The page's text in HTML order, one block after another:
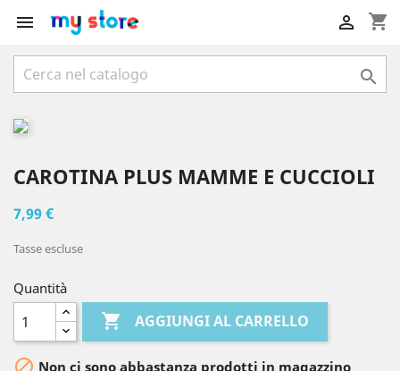
 shopping_cart


CAROTINA PLUS MAMME E CUCCIOLI
7,99 €
Tasse escluse
Quantità
 AGGIUNGI AL CARRELLO
 Non ci sono abbastanza prodotti in magazzino